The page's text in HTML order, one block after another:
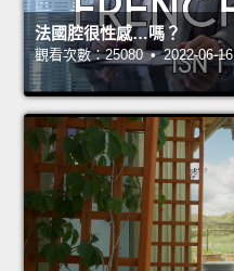
法國腔很性感…嗎？
觀看次數：25080 • 2022-06-16